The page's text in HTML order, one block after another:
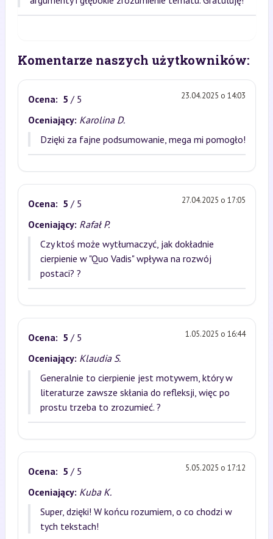
Komentarze naszych użytkowników:
Ocena: 5 / 5 23.04.2025 o 14:03
Oceniający: Karolina D.
Dzięki za fajne podsumowanie, mega mi pomogło!
Ocena: 5 / 5 27.04.2025 o 17:05
Oceniający: Rafał P.
Czy ktoś może wytłumaczyć, jak dokładnie
cierpienie w "Quo Vadis" wpływa na rozwój
postaci? ?
Ocena: 5 / 5 1.05.2025 o 16:44
Oceniający: Klaudia S.
Generalnie to cierpienie jest motywem, który w
literaturze zawsze skłania do refleksji, więc po
prostu trzeba to zrozumieć. ?
Ocena: 5 / 5 5.05.2025 o 17:12
Oceniający: Kuba K.
Super, dzięki! W końcu rozumiem, o co chodzi w
tych tekstach!